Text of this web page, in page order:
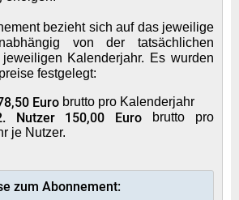
bezieht sich auf das jeweilige
von der tatsächlichen
Kalenderjahr. Es wurden
festgelegt:
Euro brutto pro Kalenderjahr
Nutzer 150,00 Euro
brutto pro
je Nutzer.
zum Abonnement: